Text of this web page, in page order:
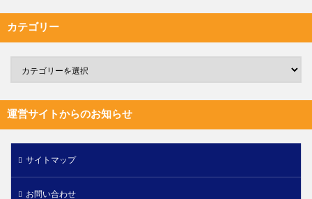
カテゴリー
運営サイトからのお知らせ
サイトマップ
お問い合わせ